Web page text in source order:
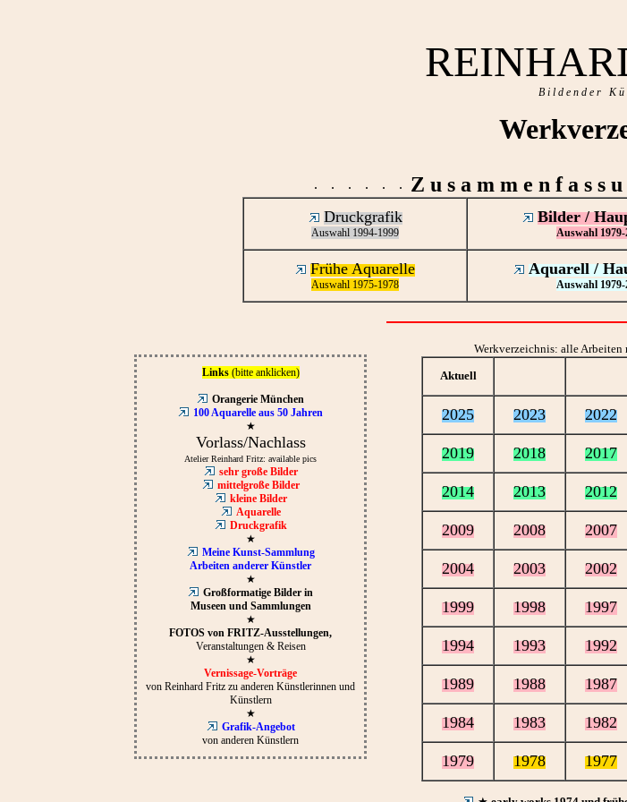
B i l d e n d e r K ü
· · · · · · Z u s a m m e n f a s s
Druckgrafik
Auswahl 1994-1999
Bilder /
Auswahl 1979-
Frühe Aquarelle
Auswahl 1975-1978
Aquarell /
Auswahl 1979-
Links(bitte anklicken)
Orangerie München
100 Aquarelle aus 50 Jahren
★
Vorlass/Nachlass
Atelier Reinhard Fritz: available pics
sehr große Bilder
mittelgroße Bilder
kleine Bilder
Aquarelle
Druckgrafik
★
Meine Kunst-Sammlung
Arbeiten anderer Künstler
★
Großformatige Bilder in
Museen und Sammlungen
★
FOTOS von FRITZ-Ausstellungen,
Veranstaltungen & Reisen
★
Vernissage-Vorträge
von Reinhard Fritz zu anderen Künstlerinnen und
Künstlern
★
Grafik-Angebot
von anderen Künstlern
Werkverzeichnis: alle Arbeiten
Aktuell
2025 2023 2022
2019 2018 2017
2014 2013 2012
2009 2008 2007
2004 2003 2002
1999 1998 1997
1994 1993 1992
1989 1988 1987
1984 1983 1982
1979 1978 1977